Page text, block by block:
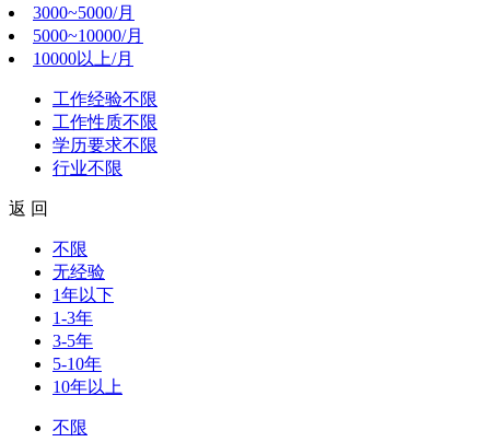
3000~5000/月
5000~10000/月
10000以上/月
工作经验不限
工作性质不限
学历要求不限
行业不限
返 回
不限
无经验
1年以下
1-3年
3-5年
5-10年
10年以上
不限